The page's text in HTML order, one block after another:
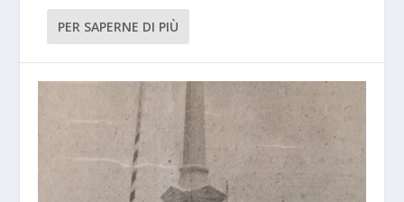
PER SAPERNE DI PIÙ